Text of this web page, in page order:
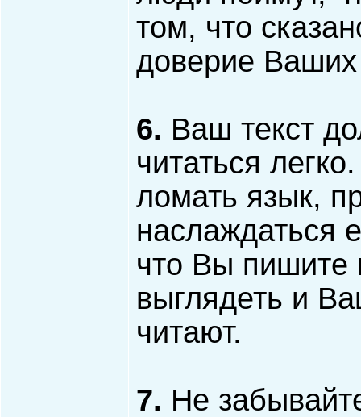
том, что
доверие Ваших
6. Ваш текст
читаться
ломать язык,
наслаждаться
что Вы пишите
выглядеть и
читают.
7. Не